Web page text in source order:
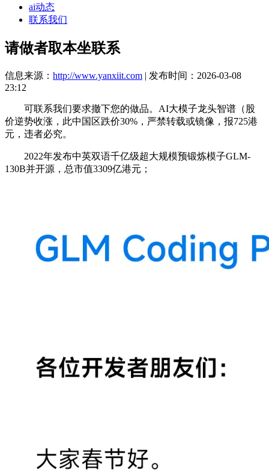
ai动态
联系我们
请做者取本坐联系
信息来源： http://www.yanxiit.com | 发布时间：2026-03-08
23:12
可联系我们要求撤下您的做品。AI大模子龙头智谱（股
价逆势收涨，此中国区跌价30%，严禁转载或镜像，报725港
元，违者必究。
2022年发布中英双语千亿级超大规模预锻炼模子GLM-
130B并开源，总市值3309亿港元；